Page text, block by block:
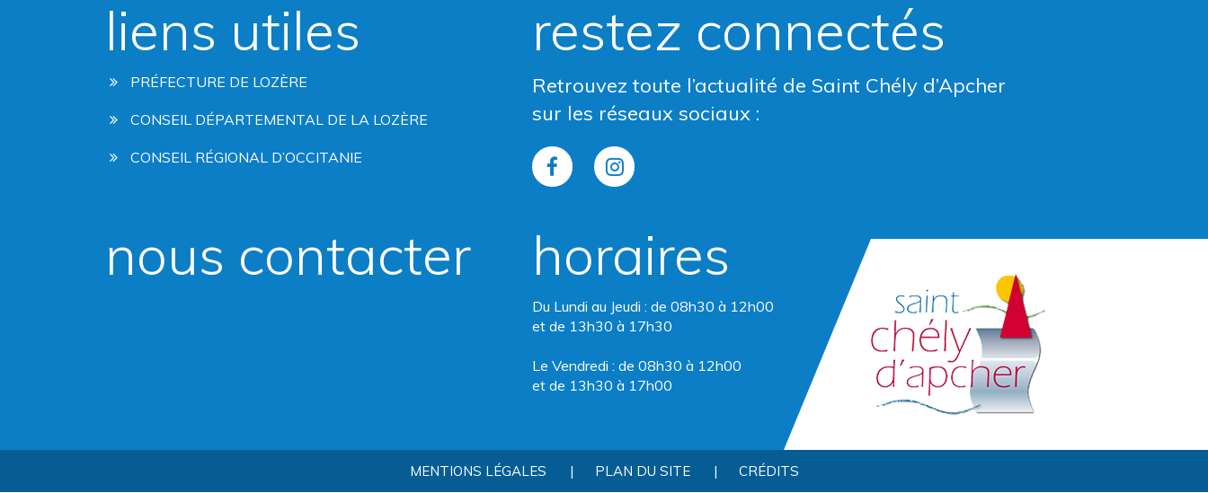
liens utiles
PRÉFECTURE DE LOZÈRE
CONSEIL DÉPARTEMENTAL DE LA LOZÈRE
CONSEIL RÉGIONAL D’OCCITANIE
restez connectés
Retrouvez toute l’actualité de Saint Chély d’Apcher
sur les réseaux sociaux :
Lien
le
Facebook
Lien
le
Instagram
nous contacter horaires
Du Lundi au Jeudi : de 08h30 à 12h00
et de 13h30 à 17h30
Le Vendredi : de 08h30 à 12h00
et de 13h30 à 17h00
MENTIONS LÉGALES PLAN DU SITE CRÉDITS